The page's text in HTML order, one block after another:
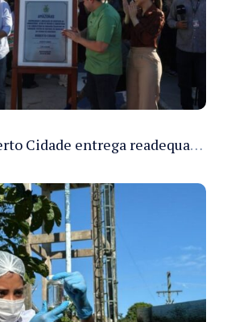
Governador Roberto Cidade entrega readequação do ambulatório da FCecon e amplia capacidade de atendimento oncológico em Manaus